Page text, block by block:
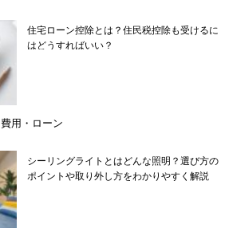
住宅ローン控除とは？住民税控除も受けるに
はどうすればいい？
費用・ローン
シーリングライトとはどんな照明？選び方の
ポイントや取り外し方をわかりやすく解説